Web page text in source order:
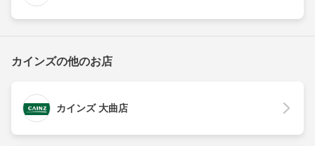
カインズの他のお店
カインズ 大曲店